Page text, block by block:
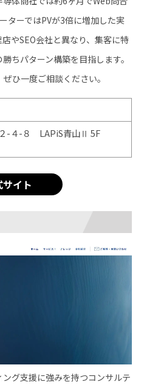
ターではPVが3倍に増加した実
やSEO会社と異なり、集客に特
ちパターン構築を目指します。
ひ一度ご相談ください。
-４-８ LAPiS青山Ⅱ 5F
サイト
グ支援に強みを持つコンサルテ